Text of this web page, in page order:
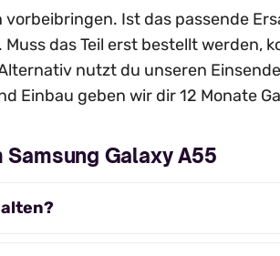
Ist das passende
das Teil erst bestellt werden,
nutzt du unseren
Einbau geben wir dir 12 Monate
Galaxy A55